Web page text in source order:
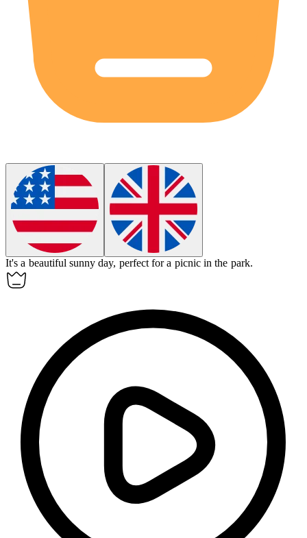
It's a beautiful sunny day, perfect for a picnic in the park.